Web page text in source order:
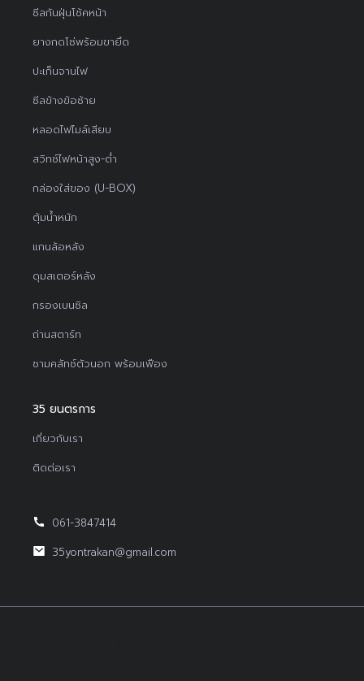
ซีลกันฝุ่นโช้คหน้า
ยางกดโซ่พร้อมขายึด
ปะเก็นจานไฟ
ซีลข้างข้อซ้าย
หลอดไฟไมล์เสียบ
สวิทช์ไฟหน้าสูง-ต่ำ
กล่องใส่ของ (U-BOX)
ตุ้มน้ำหนัก
แกนล้อหลัง
ดุมสเตอร์หลัง
กรองเบนซิล
ถ่านสตาร์ท
ชามคลัทช์ตัวนอก พร้อมเฟือง
35 ยนตรการ
เกี่ยวกับเรา
ติดต่อเรา
061-3847414
35yontrakan@gmail.com